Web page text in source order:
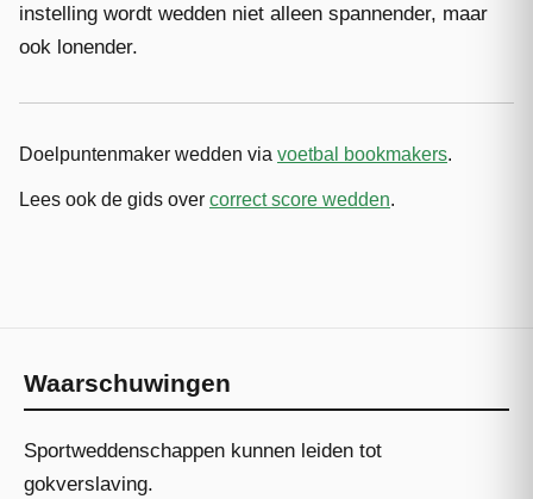
instelling wordt wedden niet alleen spannender, maar
ook lonender.
Doelpuntenmaker wedden via voetbal bookmakers.
Lees ook de gids over correct score wedden.
Waarschuwingen
Sportweddenschappen kunnen leiden tot
gokverslaving.